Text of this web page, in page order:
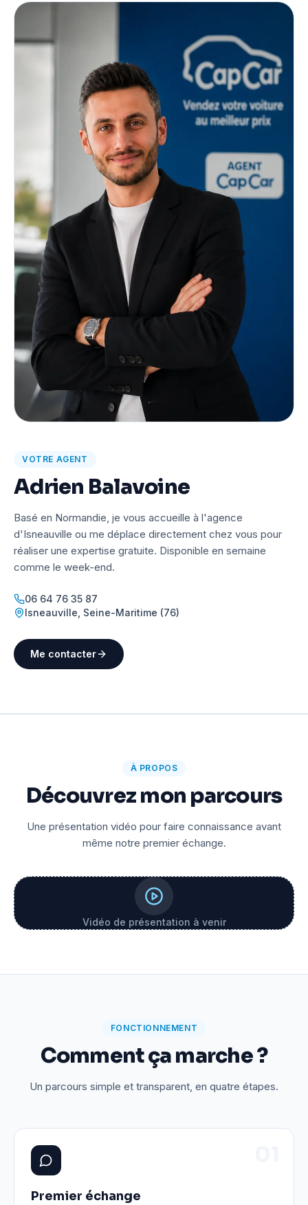
VOTRE AGENT
Adrien Balavoine
Basé en Normandie, je vous accueille à l'agence
d'Isneauville ou me déplace directement chez vous pour
réaliser une expertise gratuite. Disponible en semaine
comme le week-end.
06 64 76 35 87
Isneauville Seine-Maritime (76)
Me contacter
À PROPOS
Découvrez mon parcours
Une présentation vidéo pour faire connaissance avant
même notre premier échange.
Vidéo de présentation à venir
FONCTIONNEMENT
Comment ça marche ?
Un parcours simple et transparent, en quatre étapes.
Premier échange